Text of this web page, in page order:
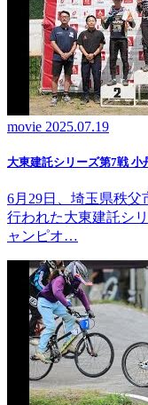
movie 2025.07.19
大東建託シリーズ第7戦
6月29日、埼玉県秩
行われた大東建託シ
ャンピオ…